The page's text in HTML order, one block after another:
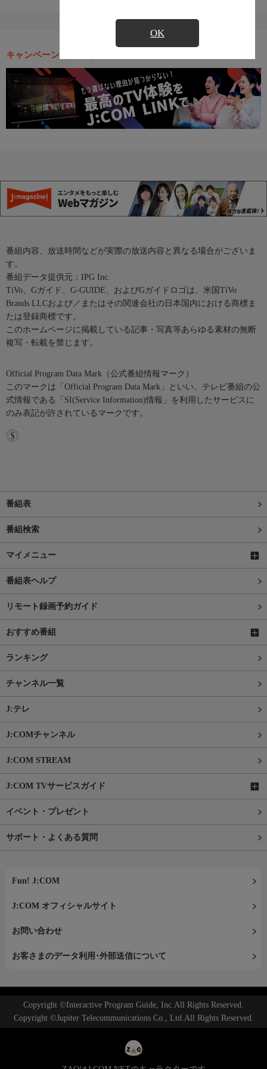
OK
キャンペーン・お得な情報
番組内容、放送時間などが実際の放送内容と異なる場合がございま
す。
番組データ提供元：IPG Inc.
TiVo、Gガイド、G-GUIDE、およびGガイドロゴは、米国TiVo
Brands LLCおよび／またはその関連会社の日本国内における商標ま
たは登録商標です。
このホームページに掲載している記事・写真等あらゆる素材の無断
複写・転載を禁じます。
Official Program Data Mark（公式番組情報マーク）
このマークは「Official Program Data Mark」といい、テレビ番組の公
式情報である「SI(Service Information)情報」を利用したサービスに
のみ表記が許されているマークです。
番組表
番組検索
マイメニュー
番組表ヘルプ
リモート録画予約ガイド
おすすめ番組
ランキング
チャンネル一覧
J:テレ
J:COMチャンネル
J:COM STREAM
J:COM TVサービスガイド
イベント・プレゼント
サポート・よくある質問
Fun! J:COM
J:COM オフィシャルサイト
お問い合わせ
お客さまのデータ利用･外部送信について
Copyright ©Interactive Program Guide, Inc.All Rights Reserved.
Copyright ©Jupiter Telecommunications Co., Ltd.All Rights Reserved.